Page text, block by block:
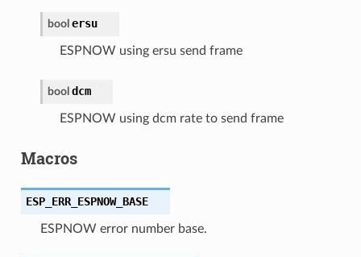
bool ersu
ESPNOW using ersu send frame
bool dcm
ESPNOW using dcm rate to send frame
Macros
ESP_ERR_ESPNOW_BASE
ESPNOW error number base.